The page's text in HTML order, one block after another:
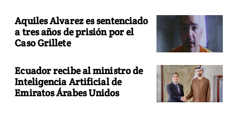
Aquiles Alvarez es sentenciado
a tres años de prisión por el
Caso Grillete
Ecuador recibe al ministro de
Inteligencia Artificial de
Emiratos Árabes Unidos